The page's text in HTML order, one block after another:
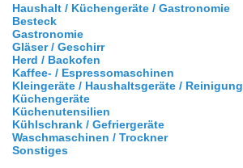
Haushalt / Küchengeräte / Gastronomie
Besteck
Gastronomie
Gläser / Geschirr
Herd / Backofen
Kaffee- / Espressomaschinen
Kleingeräte / Haushaltsgeräte / Reinigung
Küchengeräte
Küchenutensilien
Kühlschrank / Gefriergeräte
Waschmaschinen / Trockner
Sonstiges